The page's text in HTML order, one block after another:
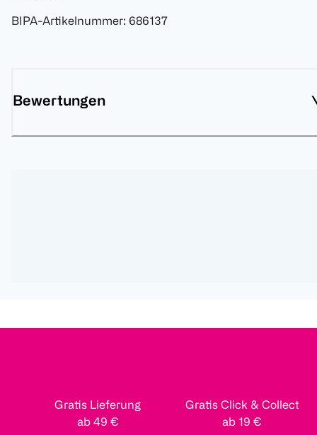
BIPA-Artikelnummer: 686137
Bewertungen
Gratis Lieferung
ab 49 €
Gratis Click & Collect
ab 19 €